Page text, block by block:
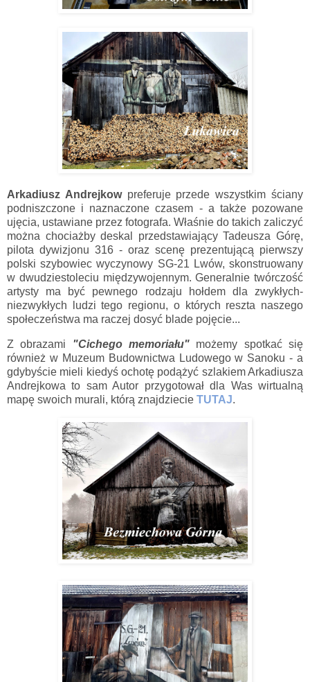
Arkadiusz Andrejkowpreferuje przede wszystkim ściany
podniszczone i naznaczone czasem - a także pozowane
ujęcia, ustawiane przez fotografa. Właśnie do takich zaliczyć
można chociażby deskal przedstawiający Tadeusza Górę,
pilota dywizjonu 316 - oraz scenę prezentującą pierwszy
polski szybowiec wyczynowy SG-21 Lwów, skonstruowany
w dwudziestoleciu międzywojennym. Generalnie twórczość
artysty ma być pewnego rodzaju hołdem dla zwykłych-
niezwykłych ludzi tego regionu, o których reszta naszego
społeczeństwa ma raczej dosyć blade pojęcie...
Z obrazami "Cichego memoriału" możemy spotkać się
również w Muzeum Budownictwa Ludowego w Sanoku - a
gdybyście mieli kiedyś ochotę podążyć szlakiem Arkadiusza
Andrejkowa to sam Autor przygotował dla Was wirtualną
mapę swoich murali, którą znajdziecie TUTAJ.